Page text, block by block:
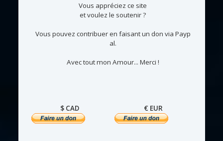
Vous appréciez ce site
et voulez le soutenir ?
Vous pouvez contribuer en faisant un don via Payp
al.
Avec tout mon Amour... Merci !
$ CAD € EUR